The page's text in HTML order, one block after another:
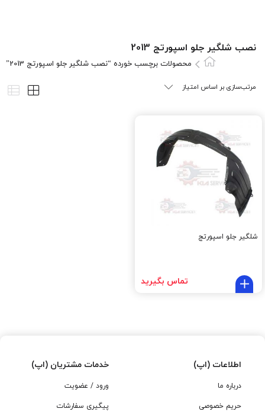
نصب شلگیر جلو اسپورتج 2013
محصولات برچسب خورده “نصب شلگیر جلو اسپورتج 2013”
شلگیر جلو اسپورتج
تماس بگیرید
اطلاعات (اپ)
درباره ما
حریم خصوصی
خدمات مشتریان (اپ)
ورود / عضویت
پیگیری سفارشات